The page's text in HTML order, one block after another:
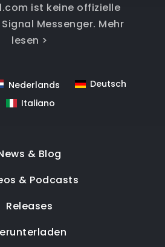
ist keine offizielle
Messenger. Mehr
lesen >
Nederlands
Deutsch
Italiano
& Blog
& Podcasts
Releases